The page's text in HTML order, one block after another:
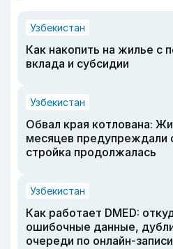
Узбекистан
Как накопить на жилье с
вклада и субсидии
Узбекистан
Обвал края котлована:
месяцев предупреждали
стройка продолжалась
Узбекистан
Как работает DMED:
ошибочные данные,
очереди по онлайн-записи